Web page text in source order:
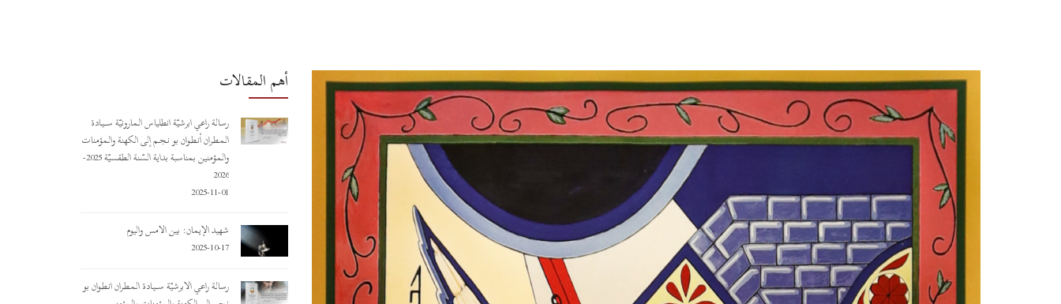
أهم المقالات
رسالة راعي أبرشيّة أنطلياس المارونيّة ســـيـادة
المـطـران أنـطـوان بو نـجـم إلى الكهنة والمؤمنات
والمؤمنين بمناسبة بداية السّنة الطقسيّة 2025-
2026
2025-11-01
شهيد الإيمان: بين الأمس واليوم
2025-10-17
رسالة راعي الأبرشيّة ســـيـادة المـطـران أنـطـوان بو